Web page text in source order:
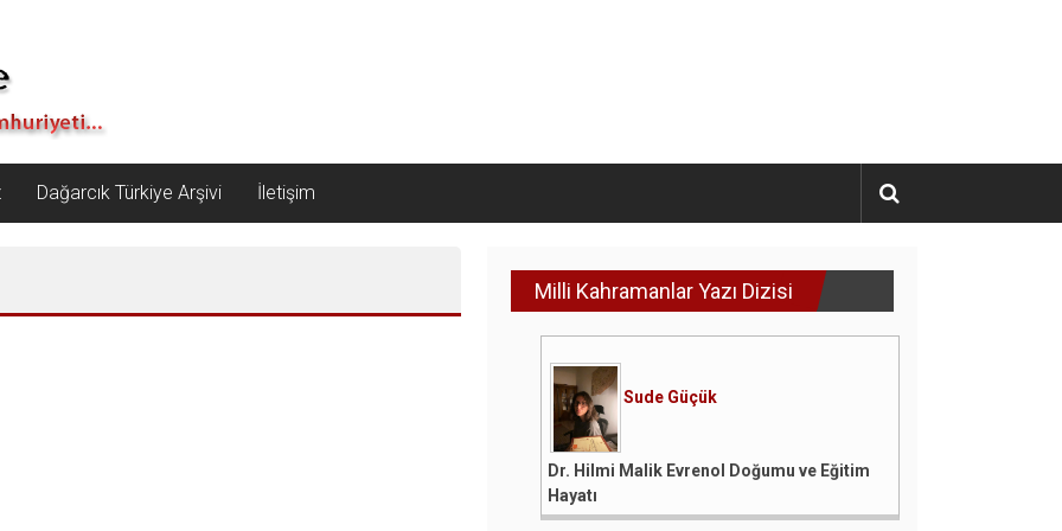
Dağarcık Türkiye Arşivi İletişim
Milli Kahramanlar Yazı Dizisi
Sude Güçük
Dr. Hilmi Malik Evrenol Doğumu ve Eğitim
Hayatı